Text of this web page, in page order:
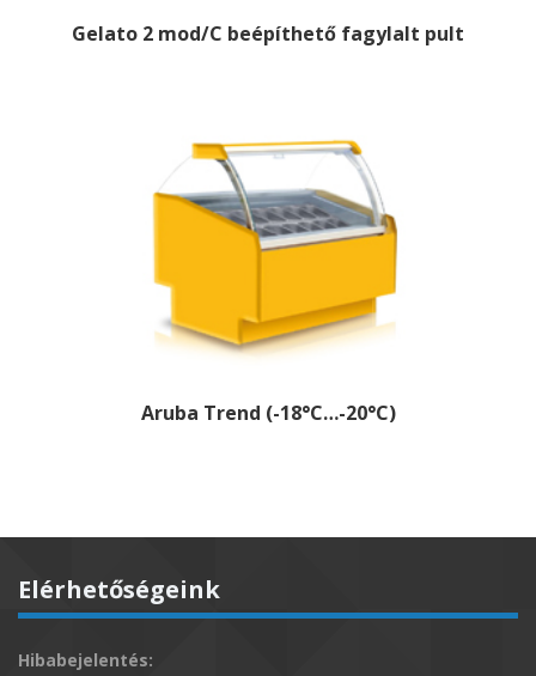
Gelato 2 mod/C beépíthető fagylalt pult
Aruba Trend (-18°C…-20°C)
Elérhetőségeink
Hibabejelentés: